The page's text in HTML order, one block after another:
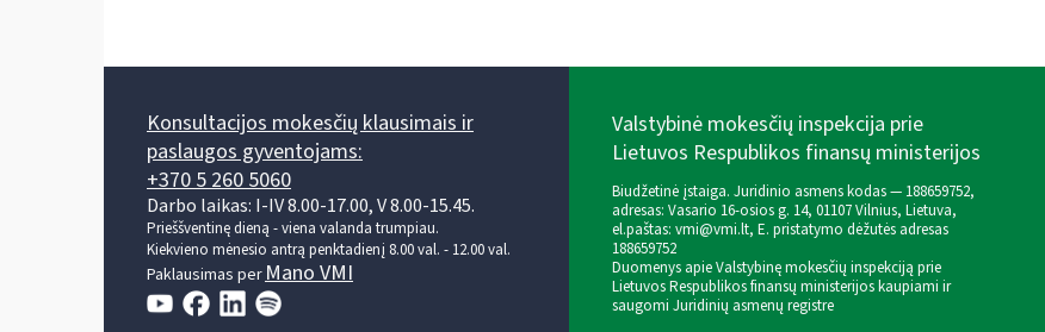
Konsultacijos mokesčių klausimais ir
paslaugos gyventojams:
+370 5 260 5060
Darbo laikas: I-IV 8.00-17.00, V 8.00-15.45.
Prieššventinę dieną - viena valanda trumpiau.
Kiekvieno mėnesio antrą penktadienį 8.00 val. - 12.00 val.
Paklausimas perMano VMI
Valstybinė mokesčių inspekcija prie
Lietuvos Respublikos finansų ministerijos
Biudžetinė įstaiga. Juridinio asmens kodas — 188659752,
adresas: Vasario 16-osios g. 14, 01107 Vilnius, Lietuva,
el.paštas: vmi@vmi.lt, E. pristatymo dėžutės adresas
188659752
Duomenys apie Valstybinę mokesčių inspekciją prie
Lietuvos Respublikos finansų ministerijos kaupiami ir
saugomi Juridinių asmenų registre